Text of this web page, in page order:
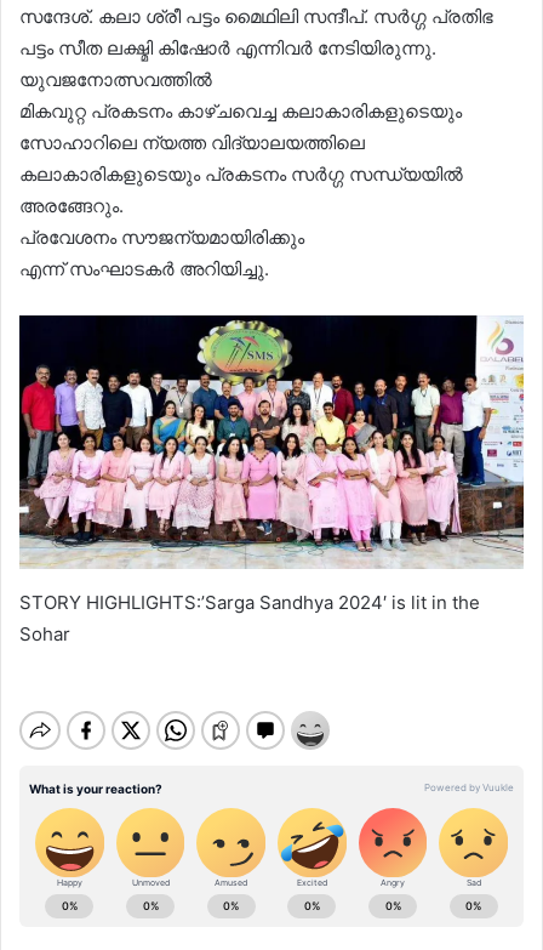
സന്ദേശ്. കലാ ശ്രീ പട്ടം മൈഥിലി സന്ദീപ്. സർഗ്ഗ പ്രതിഭ
പട്ടം സീത ലക്ഷ്മി കിഷോർ എന്നിവർ നേടിയിരുന്നു.
യുവജനോത്സവത്തിൽ
മികവുറ്റ പ്രകടനം കാഴ്ചവെച്ച കലാകാരികളുടെയും
സോഹാറിലെ ന്യത്ത വിദ്യാലയത്തിലെ
കലാകാരികളുടെയും പ്രകടനം സർഗ്ഗ സന്ധ്യയിൽ
അരങ്ങേറും.
പ്രവേശനം സൗജന്യമായിരിക്കും
എന്ന് സംഘാടകർ അറിയിച്ചു.
STORY HIGHLIGHTS:’Sarga Sandhya 2024′ is lit in the
Sohar